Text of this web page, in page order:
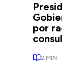
por
2 MIN